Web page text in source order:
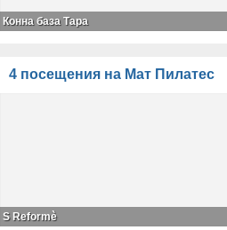
Конна база Тара
4 посещения на Мат Пилатес
S Reformè